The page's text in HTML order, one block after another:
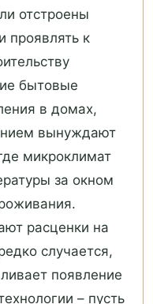
отстроены
проявлять к
бытовые
в домах,
вынуждают
микроклимат
за окном
расценки на
случается,
появление
– пусть